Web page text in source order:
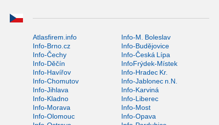
Atlasfirem.info
Info-M. Boleslav
Info-Brno.cz
Info-Budějovice
Info-Čechy
Info-Česká Lípa
Info-Děčín
InfoFrýdek-Místek
Info-Havířov
Info-Hradec Kr.
Info-Chomutov
Info-Jablonec n.N.
Info-Jihlava
Info-Karviná
Info-Kladno
Info-Liberec
Info-Morava
Info-Most
Info-Olomouc
Info-Opava